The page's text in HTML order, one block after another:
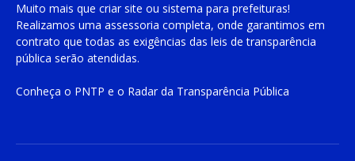
Muito mais que criar site ou sistema para prefeituras!
Realizamos uma assessoria completa, onde garantimos em
contrato que todas as exigências das leis de transparência
pública serão atendidas.
Conheça o PNTP e o Radar da Transparência Pública